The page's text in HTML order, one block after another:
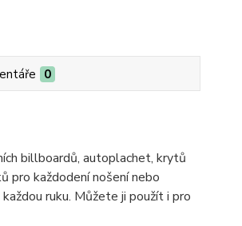
0
billboardů, autoplachet, krytů
pro každodení nošení nebo
ruku. Můžete ji použít i pro